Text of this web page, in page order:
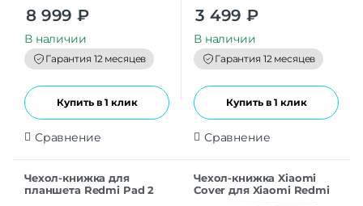
o
t
o
f
5
8 999 ₽
В наличии
Гарантия 12 месяцев
Купить в 1 клик
Сравнение
o
t
o
f
5
3 499 ₽
В наличии
Гарантия 12 месяцев
Купить в 1 клик
Сравнение
Чехол-книжка для
планшета Redmi Pad 2
Чехол-книжка Xiaomi
Cover для Xiaomi Redmi